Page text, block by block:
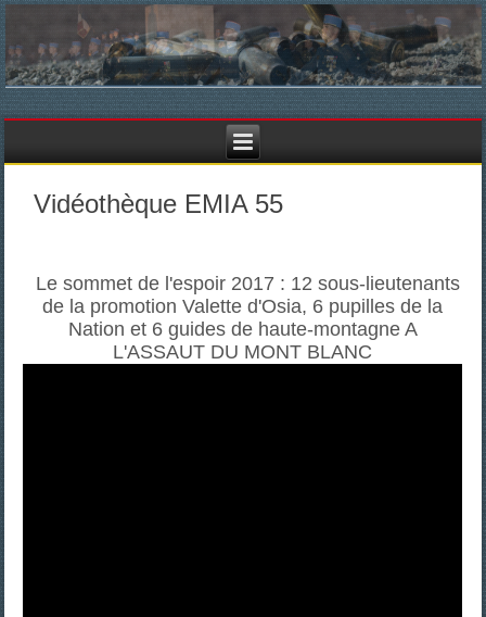
Vidéothèque EMIA 55
Le sommet de l'espoir 2017 : 12 sous-lieutenants
de la promotion Valette d'Osia, 6 pupilles de la
Nation et 6 guides de haute-montagne A
L'ASSAUT DU MONT BLANC